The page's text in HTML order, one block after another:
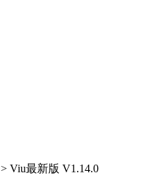
> Viu最新版 V1.14.0